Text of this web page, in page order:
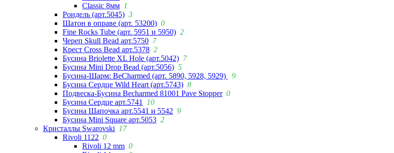
Classic 8мм 1
Рондель (арт.5045) 3
Шатон в оправе (арт. 53200) 0
Fine Rocks Tube (арт. 5951 и 5950) 2
Череп Skull Bead арт.5750 7
Крест Cross Bead арт.5378 2
Бусина Briolette XL Hole (арт.5042) 7
Бусина Mini Drop Bead (арт.5056) 5
Бусина-Шарм: BeCharmed (арт. 5890, 5928, 5929)
9
Бусина Сердце Wild Heart (арт.5743) 8
Подвеска-Бусина Becharmed 81001 Pave Stopper 0
Бусина Сердце арт.5741
10
Бусина Шапочка арт.5541 и 5542 9
Бусина Mini Square арт.5053 2
Кристаллы Swarovski
17
Rivoli 1122 0
Rivoli 12 mm 0